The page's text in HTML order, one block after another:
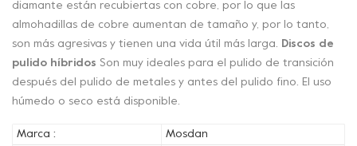
diamante están recubiertas con cobre, por lo que las
almohadillas de cobre aumentan de tamaño y, por lo tanto,
son más agresivas y tienen una vida útil más larga.
Discos de
pulido híbridos Son muy ideales para el pulido de transición
después del pulido de metales y antes del pulido fino. El uso
húmedo o seco está disponible.
Marca :
Mosdan